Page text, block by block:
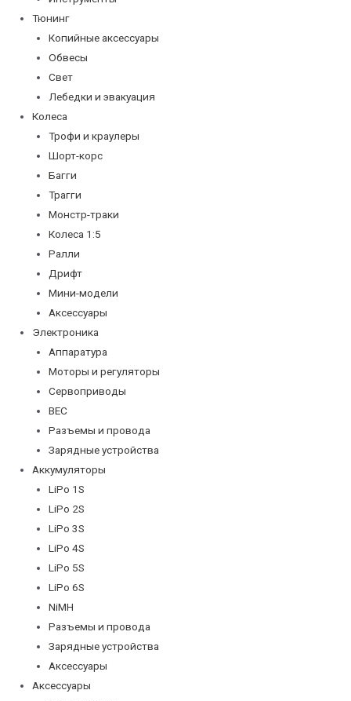
Тюнинг
Копийные аксессуары
Обвесы
Свет
Лебедки и эвакуация
Колеса
Трофи и краулеры
Шорт-корс
Багги
Трагги
Монстр-траки
Колеса 1:5
Ралли
Дрифт
Мини-модели
Аксессуары
Электроника
Аппаратура
Моторы и регуляторы
Сервоприводы
BEC
Разъемы и провода
Зарядные устройства
Аккумуляторы
LiPo 1S
LiPo 2S
LiPo 3S
LiPo 4S
LiPo 5S
LiPo 6S
NiMH
Разъемы и провода
Зарядные устройства
Аксессуары
Аксессуары